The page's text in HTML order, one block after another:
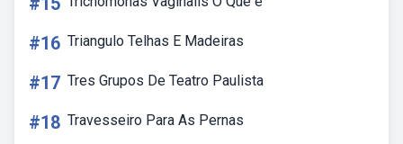
#16 Triangulo Telhas E Madeiras
#17 Tres Grupos De Teatro Paulista
#18 Travesseiro Para As Pernas